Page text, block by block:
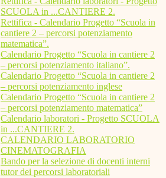
SCUOLA in ...CANTIERE 2.
Rettifica - Calendario Progetto “Scuola in
cantiere 2 – percorsi potenziamento
matematica”.
Calendario Progetto “Scuola in cantiere 2
– percorsi potenziamento italiano”.
Calendario Progetto “Scuola in cantiere 2
– percorsi potenziamento inglese
Calendario Progetto “Scuola in cantiere 2
– percorsi potenziamento matematica”
Calendario laboratori - Progetto SCUOLA
in ...CANTIERE 2.
CALENDARIO LABORATORIO
CINEMATOGRAFIA
Bando per la selezione di docenti interni
tutor dei percorsi laboratoriali